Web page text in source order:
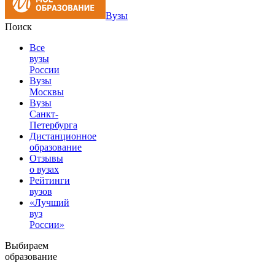
Вузы
Поиск
Все
вузы
России
Вузы
Москвы
Вузы
Санкт-
Петербурга
Дистанционное
образование
Отзывы
о вузах
Рейтинги
вузов
«Лучший
вуз
России»
Выбираем
образование